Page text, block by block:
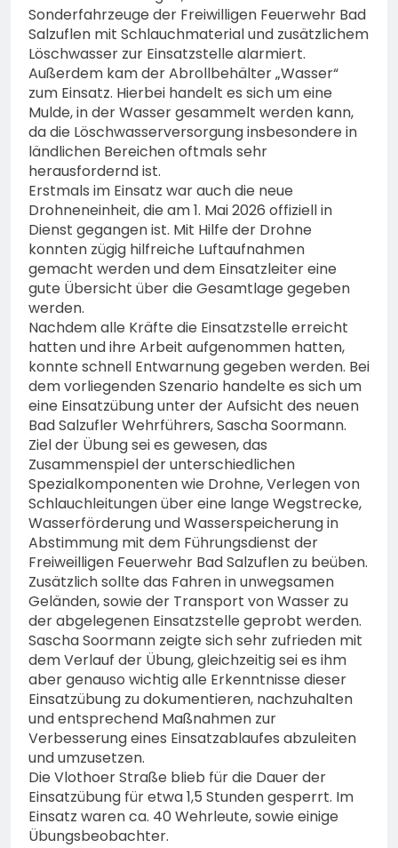
Sonderfahrzeuge der Freiwilligen Feuerwehr Bad
Salzuflen mit Schlauchmaterial und zusätzlichem
Löschwasser zur Einsatzstelle alarmiert.
Außerdem kam der Abrollbehälter „Wasser“
zum Einsatz. Hierbei handelt es sich um eine
Mulde, in der Wasser gesammelt werden kann,
da die Löschwasserversorgung insbesondere in
ländlichen Bereichen oftmals sehr
herausfordernd ist.
Erstmals im Einsatz war auch die neue
Drohneneinheit, die am 1. Mai 2026 offiziell in
Dienst gegangen ist. Mit Hilfe der Drohne
konnten zügig hilfreiche Luftaufnahmen
gemacht werden und dem Einsatzleiter eine
gute Übersicht über die Gesamtlage gegeben
werden.
Nachdem alle Kräfte die Einsatzstelle erreicht
hatten und ihre Arbeit aufgenommen hatten,
konnte schnell Entwarnung gegeben werden. Bei
dem vorliegenden Szenario handelte es sich um
eine Einsatzübung unter der Aufsicht des neuen
Bad Salzufler Wehrführers, Sascha Soormann.
Ziel der Übung sei es gewesen, das
Zusammenspiel der unterschiedlichen
Spezialkomponenten wie Drohne, Verlegen von
Schlauchleitungen über eine lange Wegstrecke,
Wasserförderung und Wasserspeicherung in
Abstimmung mit dem Führungsdienst der
Freiweilligen Feuerwehr Bad Salzuflen zu beüben.
Zusätzlich sollte das Fahren in unwegsamen
Geländen, sowie der Transport von Wasser zu
der abgelegenen Einsatzstelle geprobt werden.
Sascha Soormann zeigte sich sehr zufrieden mit
dem Verlauf der Übung, gleichzeitig sei es ihm
aber genauso wichtig alle Erkenntnisse dieser
Einsatzübung zu dokumentieren, nachzuhalten
und entsprechend Maßnahmen zur
Verbesserung eines Einsatzablaufes abzuleiten
und umzusetzen.
Die Vlothoer Straße blieb für die Dauer der
Einsatzübung für etwa 1,5 Stunden gesperrt. Im
Einsatz waren ca. 40 Wehrleute, sowie einige
Übungsbeobachter.